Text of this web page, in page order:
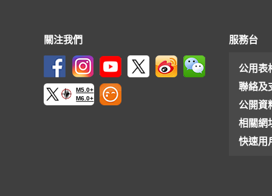
關注我們
M5.0+
M6.0+
服務台
公用表
聯絡及
公開資
相關網
快速用